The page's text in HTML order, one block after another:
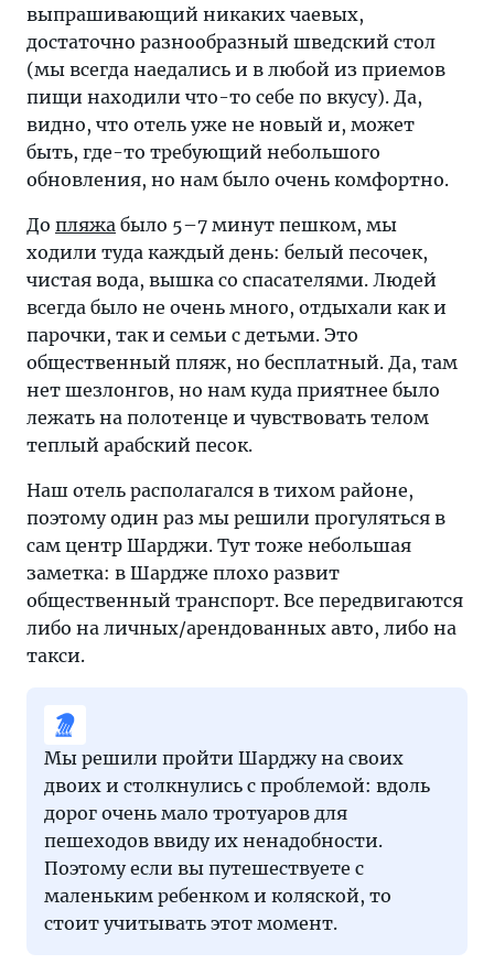
выпрашивающий никаких чаевых,
достаточно разнообразный шведский стол
(мы всегда наедались и в любой из приемов
пищи находили что-то себе по вкусу). Да,
видно, что отель уже не новый и, может
быть, где-то требующий небольшого
обновления, но нам было очень комфортно.
До пляжа было 5–7 минут пешком, мы
ходили туда каждый день: белый песочек,
чистая вода, вышка со спасателями. Людей
всегда было не очень много, отдыхали как и
парочки, так и семьи с детьми. Это
общественный пляж, но бесплатный. Да, там
нет шезлонгов, но нам куда приятнее было
лежать на полотенце и чувствовать телом
теплый арабский песок.
Наш отель располагался в тихом районе,
поэтому один раз мы решили прогуляться в
сам центр Шарджи. Тут тоже небольшая
заметка: в Шардже плохо развит
общественный транспорт. Все передвигаются
либо на личных/арендованных авто, либо на
такси.
Мы решили пройти Шарджу на своих
двоих и столкнулись с проблемой: вдоль
дорог очень мало тротуаров для
пешеходов ввиду их ненадобности.
Поэтому если вы путешествуете с
маленьким ребенком и коляской, то
стоит учитывать этот момент.